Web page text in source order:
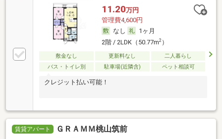
11.20万円
管理費4,600円
なし
1ヶ月
2階 / 2LDK（50.77m2）
敷金なし 更新料なし
二人暮らし
バス・トイレ別
駐車場(近隣含) ペット相談可
クレジット払い可能！
賃貸アパート ＧＲＡＭＭ桃山筑前